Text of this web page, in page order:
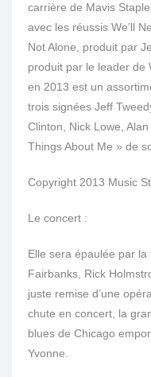
carrière de Mavis
avec les réussis We’ll
Not Alone, produit par
produit par le leader de
en 2013 est un
trois signées Jeff
Clinton, Nick Lowe,
Things About Me » de
Copyright 2013 Music
Le concert :
Elle sera épaulée par
Fairbanks, Rick
juste remise d’une
chute en concert, la
blues de Chicago
Yvonne.